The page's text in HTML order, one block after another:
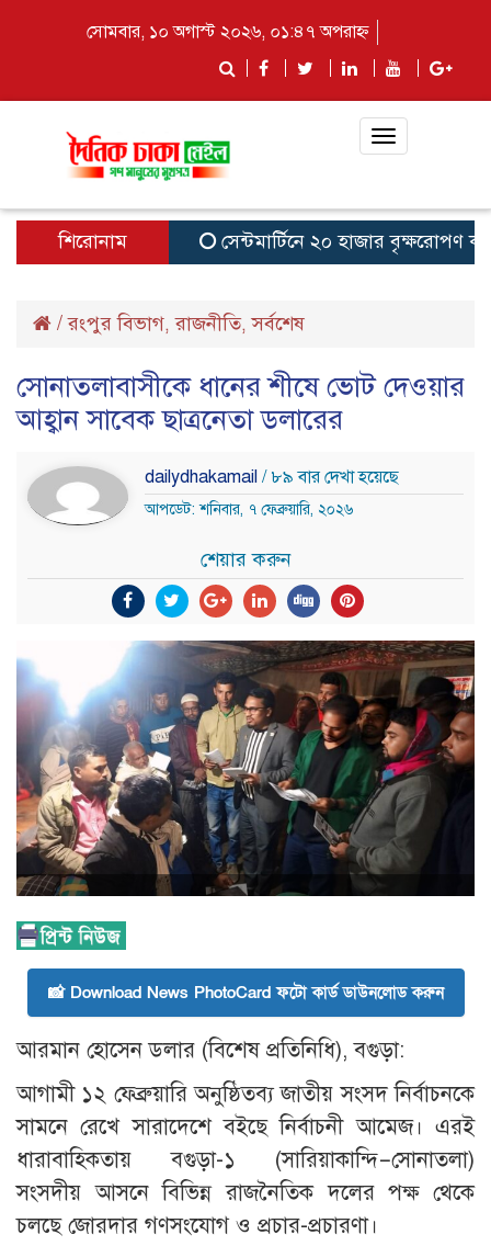
সোমবার, ১০ অগাস্ট ২০২৬, ০১:৪৭ অপরাহ্ন
Toggle
শিরোনাম সেন্টমার্টিনে ২০ হাজার বৃক্ষরোপণ
/রংপুর বিভাগ,রাজনীতি,সর্বশেষ
সোনাতলাবাসীকে ধানের শীষে ভোট দেওয়ার
আহ্বান সাবেক ছাত্রনেতা ডলারের
dailydhakamail / ৮৯ বার দেখা হয়েছে
আপডেট: শনিবার, ৭ ফেব্রুয়ারি, ২০২৬
শেয়ার করুন
📸 Download News PhotoCard ফটো কার্ড ডাউনলোড করুন
আরমান হোসেন ডলার (বিশেষ প্রতিনিধি), বগুড়া:
আগামী ১২ ফেব্রুয়ারি অনুষ্ঠিতব্য জাতীয় সংসদ নির্বাচনকে
সামনে রেখে সারাদেশে বইছে নির্বাচনী আমেজ। এরই
ধারাবাহিকতায় বগুড়া-১ (সারিয়াকান্দি–সোনাতলা)
সংসদীয় আসনে বিভিন্ন রাজনৈতিক দলের পক্ষ থেকে
চলছে জোরদার গণসংযোগ ও প্রচার-প্রচারণা।